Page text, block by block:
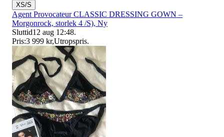
XS/S
Agent Provocateur CLASSIC DRESSING GOWN –
Morgonrock, storlek 4 /S), Ny
Sluttid12 aug 12:48.
Pris:3 999 kr,Utropspris.